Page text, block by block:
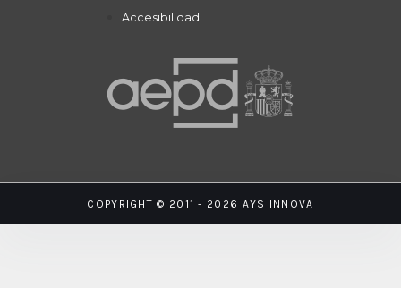
Accesibilidad
COPYRIGHT © 2011 - 2026 AYS INNOVA